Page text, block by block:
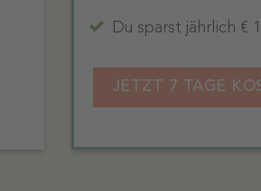
Du sparst jährlich €
JETZT 7 TAGE